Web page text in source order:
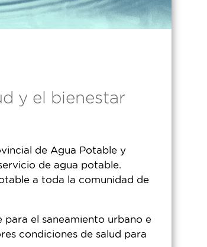
y el bienestar
de Agua Potable y
de agua potable.
a toda la comunidad de
el saneamiento urbano e
condiciones de salud para